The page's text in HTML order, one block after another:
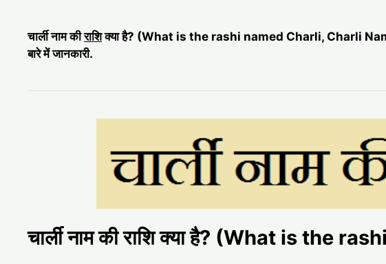
चार्ली नाम कीराशिक्या है? (What is the rashi named Charli, Charli
बारे में जानकारी.
चार्ली नाम की राशि क्या है? (What is the